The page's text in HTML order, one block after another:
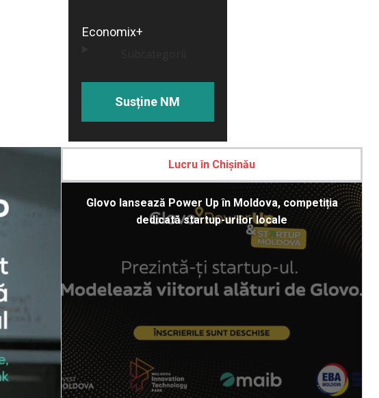
Economix+
Susține NM
Lucru în Chișinău
Glovo lansează Power Up în Moldova, competiția
dedicată startup-urilor locale